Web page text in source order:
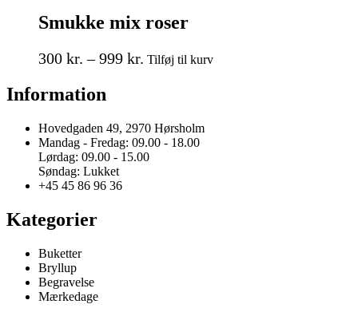
999 kr.
kan
Smukke mix roser
300 kr. – 999 kr. Prisinterval:
Tilføj til kurvDette
Information
Hovedgaden 49, 2970 Hørsholm
Mandag - Fredag: 09.00 - 18.00
Lørdag: 09.00 - 15.00
Søndag: Lukket
+45 45 86 96 36
Kategorier
Buketter
Bryllup
Begravelse
Mærkedage